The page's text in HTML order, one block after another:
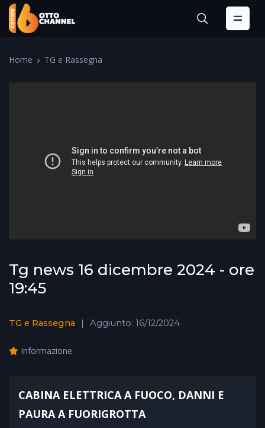
Home TG e Rassegna
Tg news 16 dicembre 2024 - ore
19:45
TG e Rassegna Aggiunto: 16/12/2024
Informazione
CABINA ELETTRICA A FUOCO, DANNI E
PAURA A FUORIGROTTA